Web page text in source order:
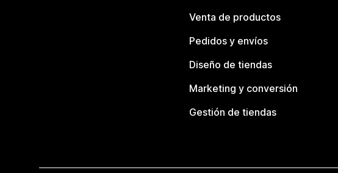
Venta de productos
Pedidos y envíos
Diseño de tiendas
Marketing y conversión
Gestión de tiendas